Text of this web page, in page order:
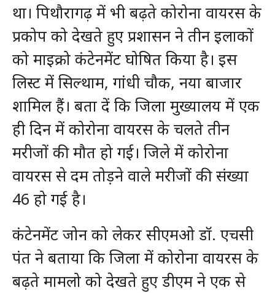
था। पिथौरागढ़ में भी बढ़ते कोरोना वायरस के
प्रकोप को देखते हुए प्रशासन ने तीन इलाकों
को माइक्रो कंटेनमेंट घोषित किया है। इस
लिस्ट में सिल्थाम, गांधी चौक, नया बाजार
शामिल हैं। बता दें कि जिला मुख्यालय में एक
ही दिन में कोरोना वायरस के चलते तीन
मरीजों की मौत हो गई। जिले में कोरोना
वायरस से दम तोड़ने वाले मरीजों की संख्या
46 हो गई है।
कंटेनमेंट जोन को लेकर सीएमओ डॉ. एचसी
पंत ने बताया कि जिला में कोरोना वायरस के
बढ़ते मामलो को देखते हुए डीएम ने एक से